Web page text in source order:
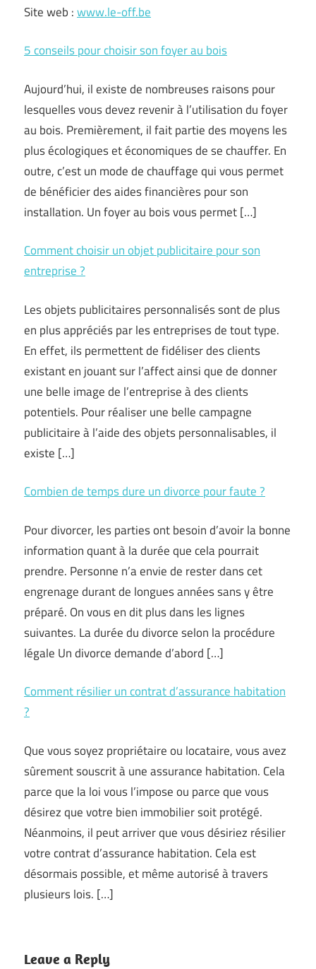
Site web :www.le-off.be
5 conseils pour choisir son foyer au bois
Aujourd’hui, il existe de nombreuses raisons pour
lesquelles vous devez revenir à l’utilisation du foyer
au bois. Premièrement, il fait partie des moyens les
plus écologiques et économiques de se chauffer. En
outre, c’est un mode de chauffage qui vous permet
de bénéficier des aides financières pour son
installation. Un foyer au bois vous permet […]
Comment choisir un objet publicitaire pour son
entreprise ?
Les objets publicitaires personnalisés sont de plus
en plus appréciés par les entreprises de tout type.
En effet, ils permettent de fidéliser des clients
existant en jouant sur l’affect ainsi que de donner
une belle image de l’entreprise à des clients
potentiels. Pour réaliser une belle campagne
publicitaire à l’aide des objets personnalisables, il
existe […]
Combien de temps dure un divorce pour faute ?
Pour divorcer, les parties ont besoin d’avoir la bonne
information quant à la durée que cela pourrait
prendre. Personne n’a envie de rester dans cet
engrenage durant de longues années sans y être
préparé. On vous en dit plus dans les lignes
suivantes. La durée du divorce selon la procédure
légale Un divorce demande d’abord […]
Comment résilier un contrat d’assurance habitation
?
Que vous soyez propriétaire ou locataire, vous avez
sûrement souscrit à une assurance habitation. Cela
parce que la loi vous l’impose ou parce que vous
désirez que votre bien immobilier soit protégé.
Néanmoins, il peut arriver que vous désiriez résilier
votre contrat d’assurance habitation. Cela est
désormais possible, et même autorisé à travers
plusieurs lois. […]
Leave a Reply